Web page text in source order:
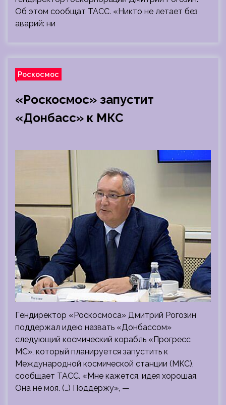
Об этом сообщат ТАСС. «Никто не летает без
аварий: ни
Роскосмос
«Роскосмос» запустит
«Донбасс» к МКС
Гендиректор «Роскосмоса» Дмитрий Рогозин
поддержал идею назвать «Донбассом»
следующий космический корабль «Прогресс
МС», который планируется запустить к
Международной космической станции (МКС),
сообщает ТАСС. «Мне кажется, идея хорошая.
Она не моя. (…) Поддержу», —